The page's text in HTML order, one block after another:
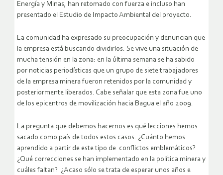
Energía y Minas, han retomado con fuerza e incluso han
presentado el Estudio de Impacto Ambiental del proyecto.
La comunidad ha expresado su preocupación y denuncian que
la empresa está buscando dividirlos. Se vive una situación de
mucha tensión en la zona: en la última semana se ha sabido
por noticias periodísticas que un grupo de siete trabajadores
de la empresa minera fueron retenidos por la comunidad y
posteriormente liberados. Cabe señalar que esta zona fue uno
de los epicentros de movilización hacia Bagua el año 2009.
La pregunta que debemos hacernos es qué lecciones hemos
sacado como país de todos estos casos. ¿Cuánto hemos
aprendido a partir de este tipo de conflictos emblemáticos?
¿Qué correcciones se han implementado en la política minera y
cuáles faltan? ¿Acaso sólo se trata de esperar unos años e